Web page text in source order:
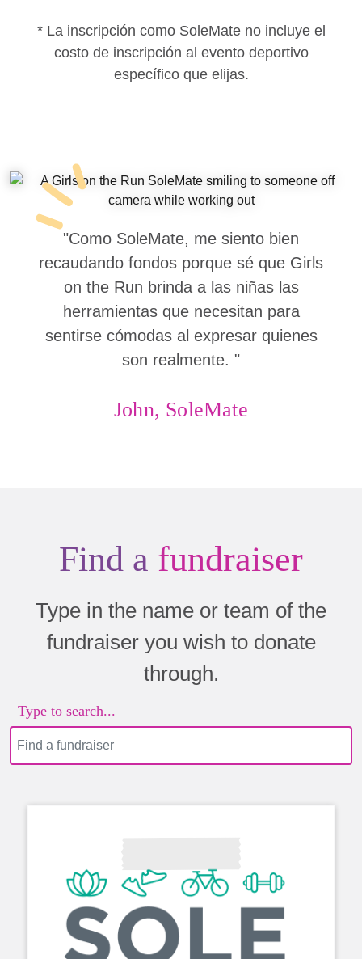
* La inscripción como SoleMate no incluye el
costo de inscripción al evento deportivo
específico que elijas.
"Como SoleMate, me siento bien
recaudando fondos porque sé que Girls
on the Run brinda a las niñas las
herramientas que necesitan para
sentirse cómodas al expresar quienes
son realmente. "
John, SoleMate
Find a fundraiser
Type in the name or team of the
fundraiser you wish to donate
through.
Type to search...